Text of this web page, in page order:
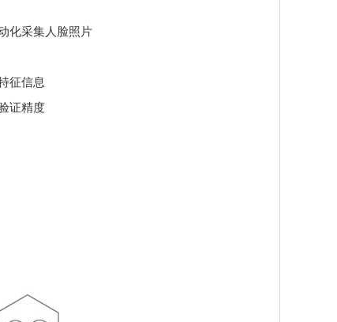
化采集人脸照片
征信息
证精度